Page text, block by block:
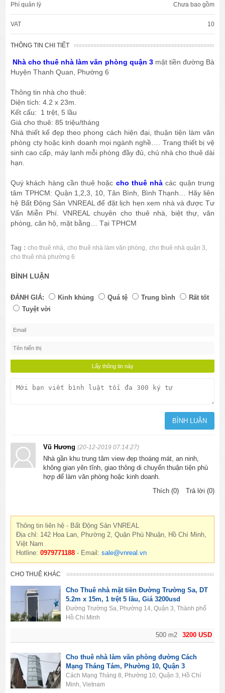
Phí quản lý Chưa bao gồm
VAT 10
THÔNG TIN CHI TIẾT
Nhà cho thuê nhà làm văn phòng quận 3mặt tiền đường Bà
Huyện Thanh Quan, Phường 6
Thông tin nhà cho thuê:
Diện tích: 4.2 x 23m.
Kết cấu: 1 trệt, 5 lầu
Giá cho thuê: 85 triệu/tháng
Nhà thiết kế đẹp theo phong cách hiện đại, thuận tiện làm văn
phòng cty hoặc kinh doanh mọi ngành nghề…. Trang thiết bị vệ
sinh cao cấp, máy lạnh mỗi phòng đầy đủ, chủ nhà cho thuê dài
hạn.
Quý khách hàng cần thuê hoặc cho thuê nhà các quận trung
tâm TPHCM: Quận 1,2,3, 10, Tân Bình, Bình Thạnh… Hãy liên
hệ Bất Động Sản VNREAL để đặt lịch hẹn xem nhà và được Tư
Vấn Miễn Phí. VNREAL chuyên cho thuê nhà, biệt thự, văn
phòng, căn hộ, mặt bằng… Tại TPHCM
Tag : cho thuê nhà ,cho thuê nhà làm văn phòng ,cho thuê nhà quận 3
cho thuê nhà phường 6
BÌNH LUẬN
ĐÁNH GIÁ: Kinh khủng Quá tệ Trung bình
Rất tốt
Tuyệt vời
Vũ Hương(20-12-2019 07:14:27)
Nhà gần khu trung tâm view đẹp thoáng mát, an ninh,
không gian yên tĩnh, giao thông di chuyển thuận tiện phù
hợp để làm văn phòng hoặc kinh doanh.
Thích (0)
Trả lời (0)
Thông tin liên hệ - Bất Động Sản VNREAL
Địa chỉ: 142 Hoa Lan, Phường 2, Quận Phú Nhuận, Hồ Chí Minh,
Việt Nam
Hotline:0979771188 - Email:sale@vnreal.vn
CHO THUÊ KHÁC
3200 USD
500 m2
Cho Thuê nhà mặt tiền Đường Trường Sa, DT
5.2m x 15m, 1 trệt 5 lầu, Giá 3200usd
Đường Trường Sa, Phường 14, Quận 3, Thành phố
Hồ Chí Minh
Cho thuê nhà làm văn phòng đường Cách
Mạng Tháng Tám, Phường 10, Quận 3
Cách Mạng Tháng 8, Phường 10, Quận 3, Hồ Chí
Minh, Vietnam